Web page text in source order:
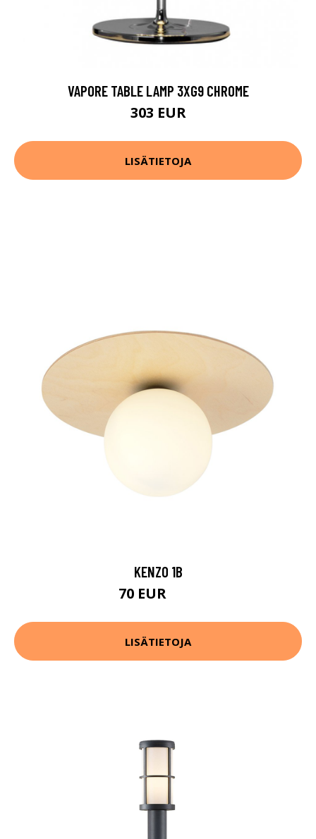
VAPORE TABLE LAMP 3XG9 CHROME
303 EUR
LISÄTIETOJA
KENZO 1B
70 EUR
LISÄTIETOJA